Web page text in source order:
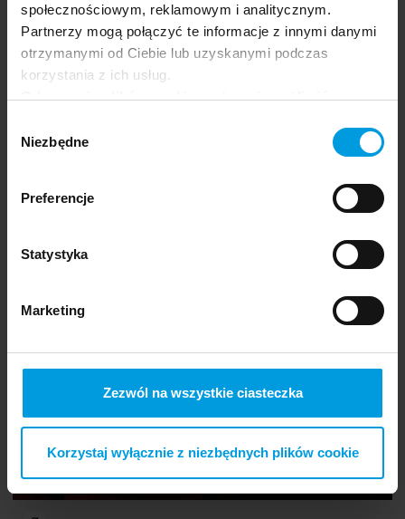
społecznościowym, reklamowym i analitycznym.
Partnerzy mogą połączyć te informacje z innymi danymi
otrzymanymi od Ciebie lub uzyskanymi podczas
korzystania z ich usług.
Odrzucenie plików cookie może uniemożliwić
oferowanych na naszej stronie, w tym m.in. z
zgody
Niezbędne
Preferencje
Statystyka
Marketing
Zezwól na wszystkie ciasteczka
Korzystaj wyłącznie z niezbędnych plików cookie
Surmiak-
Domańska